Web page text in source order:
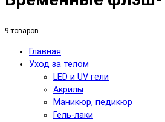
9 товаров
Главная
Уход за телом
LED и UV гели
Акрилы
Маникюр, педикюр
Гель-лаки